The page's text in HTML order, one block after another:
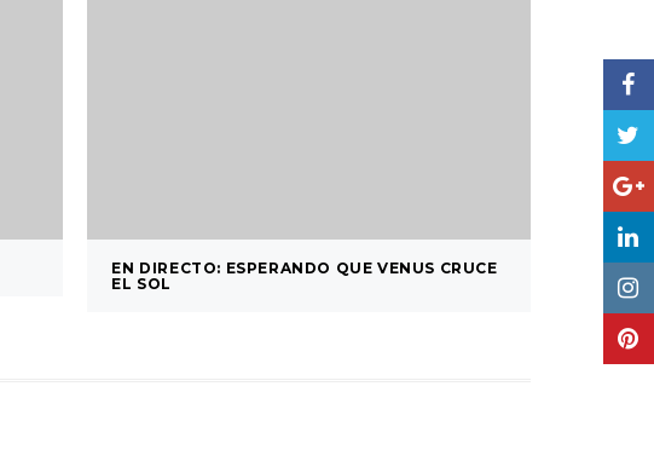
EN DIRECTO: ESPERANDO QUE VENUS CRUCE
EL SOL
UNA